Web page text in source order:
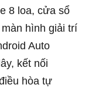
8 loa, cửa sổ
hình giải trí
Auto
kết nối
hòa tự